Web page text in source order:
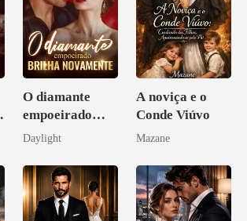
O diamante
empoeirado
brilha
Daylight
A noviça e o
Conde Viúvo
Mazane